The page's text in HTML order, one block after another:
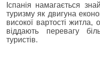
Іспанія намагається
туризму як двигуна
високої вартості житла,
віддають перевагу
туристів.